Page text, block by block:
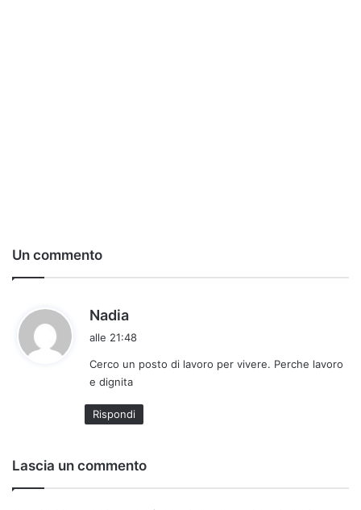
Un commento
Nadia
e
t
t
o
alle 21:48
Cerco un posto di lavoro per vivere. Perche lavoro
e dignita
Rispondi
Lascia un commento